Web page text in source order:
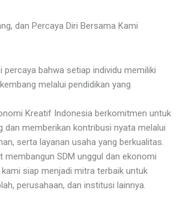
dan Percaya Diri Bersama Kami
percaya bahwa setiap individu memiliki
melalui pendidikan yang
Kreatif Indonesia berkomitmen untuk
dan memberikan kontribusi nyata melalui
serta layanan usaha yang berkualitas.
membangun SDM unggul dan ekonomi
siap menjadi mitra terbaik untuk
perusahaan, dan institusi lainnya.